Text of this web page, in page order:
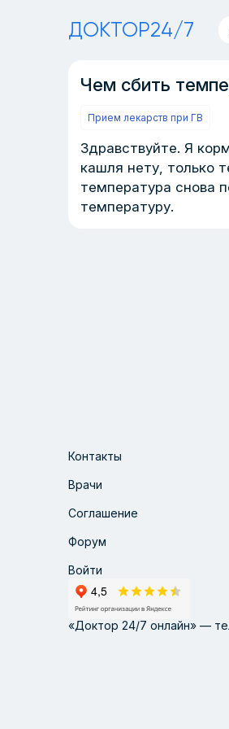
ДОКТОР24/7
Чем сбить
Прием лекарств при ГВ
Здравствуйте. Я
кашля нету, только
температура снова
температуру.
Контакты
Врачи
Соглашение
Форум
Войти
«Доктор 24/7 онлайн» —